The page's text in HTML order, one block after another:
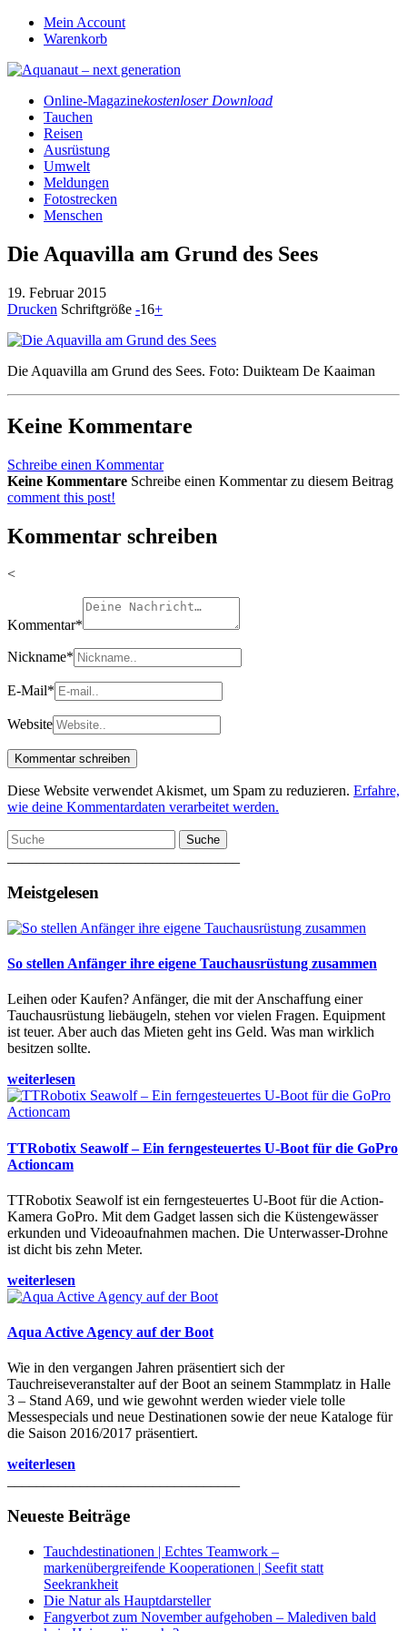
Mein Account
Warenkorb
Online-Magazinekostenloser Download
Tauchen
Reisen
Ausrüstung
Umwelt
Meldungen
Fotostrecken
Menschen
Die Aquavilla am Grund des Sees
19. Februar 2015
Drucken Schriftgröße -16+
Die Aquavilla am Grund des Sees. Foto: Duikteam De Kaaiman
Keine Kommentare
Schreibe einen Kommentar
Keine Kommentare Schreibe einen Kommentar zu diesem Beitrag
comment this post!
Kommentar schreiben
<
Kommentar*
Nickname*
E-Mail*
Website
Diese Website verwendet Akismet, um Spam zu reduzieren. Erfahre,
wie deine Kommentardaten verarbeitet werden.
Suche
Meistgelesen
So stellen Anfänger ihre eigene Tauchausrüstung zusammen
Leihen oder Kaufen? Anfänger, die mit der Anschaffung einer
Tauchausrüstung liebäugeln, stehen vor vielen Fragen. Equipment
ist teuer. Aber auch das Mieten geht ins Geld. Was man wirklich
besitzen sollte.
weiterlesen
TTRobotix Seawolf – Ein ferngesteuertes U-Boot für die GoPro
Actioncam
TTRobotix Seawolf ist ein ferngesteuertes U-Boot für die Action-
Kamera GoPro. Mit dem Gadget lassen sich die Küstengewässer
erkunden und Videoaufnahmen machen. Die Unterwasser-Drohne
ist dicht bis zehn Meter.
weiterlesen
Aqua Active Agency auf der Boot
Wie in den vergangen Jahren präsentiert sich der
Tauchreiseveranstalter auf der Boot an seinem Stammplatz in Halle
3 – Stand A69, und wie gewohnt werden wieder viele tolle
Messespecials und neue Destinationen sowie der neue Kataloge für
die Saison 2016/2017 präsentiert.
weiterlesen
Neueste Beiträge
Tauchdestinationen | Echtes Teamwork –
markenübergreifende Kooperationen | Seefit statt
Seekrankheit
Die Natur als Hauptdarsteller
Fangverbot zum November aufgehoben – Malediven bald